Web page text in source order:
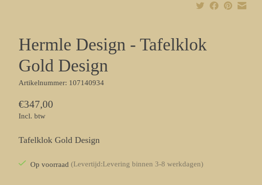
Hermle Design - Tafelklok
Gold Design
Artikelnummer: 107140934
€347,00
Incl. btw
Tafelklok Gold Design
Op voorraad (Levertijd:Levering binnen 3-8 werkdagen)